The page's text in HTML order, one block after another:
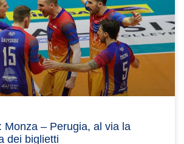
Monza – Perugia, al via la
dei biglietti